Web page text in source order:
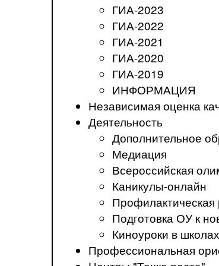
ГИА-2023
ГИА-2022
ГИА-2021
ГИА-2020
ГИА-2019
ИНФОРМАЦИЯ
Независимая оценка
Деятельность
Дополнительное
Медиация
Всероссийская
Каникулы-онлайн
Профилактическая
Подготовка ОУ к
Киноуроки в
Профессиональная